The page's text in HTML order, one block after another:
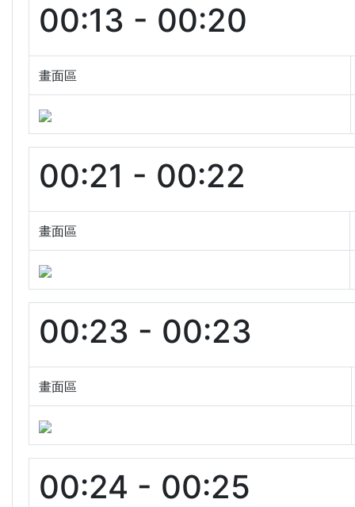
00:13 - 00:20
畫面區
00:21 - 00:22
畫面區
00:23 - 00:23
畫面區
00:24 - 00:25